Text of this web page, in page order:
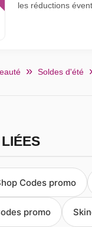
les réductions
Soldes d'été
Codes promo
promo